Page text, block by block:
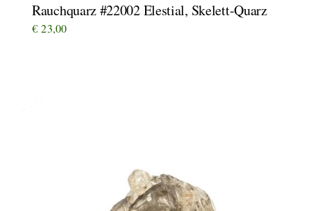
Rauchquarz #22002 Elestial, Skelett-Quarz
€ 23,00